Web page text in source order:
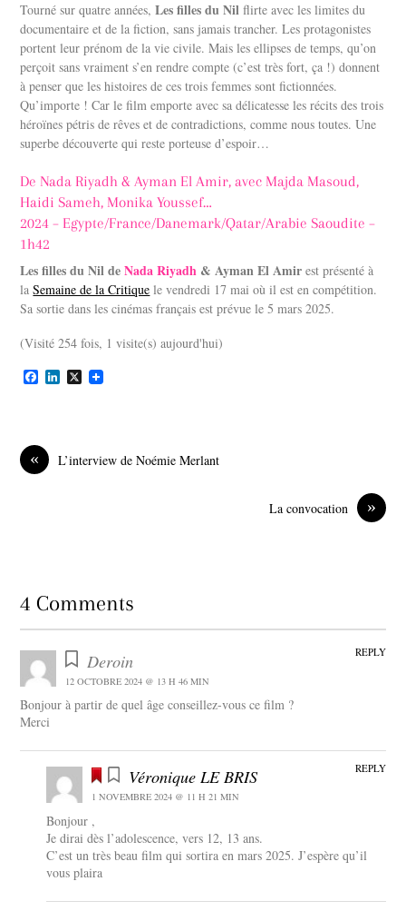
Tourné sur quatre années,Les filles du Nil flirte avec les limites du
documentaire et de la fiction, sans jamais trancher. Les protagonistes
portent leur prénom de la vie civile. Mais les ellipses de temps, qu’on
perçoit sans vraiment s’en rendre compte (c’est très fort, ça !) donnent
à penser que les histoires de ces trois femmes sont fictionnées.
Qu’importe ! Car le film emporte avec sa délicatesse les récits des trois
héroïnes pétris de rêves et de contradictions, comme nous toutes. Une
superbe découverte qui reste porteuse d’espoir…
De Nada Riyadh & Ayman El Amir, avec Majda Masoud,
Haidi Sameh, Monika Youssef…
2024 – Egypte/France/Danemark/Qatar/Arabie Saoudite –
1h42
Les filles du Nil deNada Riyadh & Ayman El Amir est présenté à
laSemaine de la Critique le vendredi 17 mai où il est en compétition.
Sa sortie dans les cinémas français est prévue le 5 mars 2025.
(Visité 254 fois, 1 visite(s) aujourd'hui)
F
o
o
k
L
I
X
« L’interview de Noémie Merlant
»
La convocation
4 Comments
Deroin
12 OCTOBRE 2024 @ 13 H 46 MIN
Bonjour à partir de quel âge conseillez-vous ce film ?
Merci
REPLY
Véronique LE BRIS
1 NOVEMBRE 2024 @ 11 H 21 MIN
Bonjour ,
Je dirai dès l’adolescence, vers 12, 13 ans.
C’est un très beau film qui sortira en mars 2025. J’espère qu’il
vous plaira
REPLY